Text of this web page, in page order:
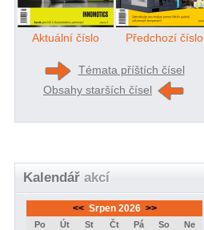
Aktuální číslo Předchozí číslo
Témata příštích čísel
Obsahy starších čísel
Kalendář akcí
<< Srpen 2026 >>
Po Út St Čt Pá So
Ne